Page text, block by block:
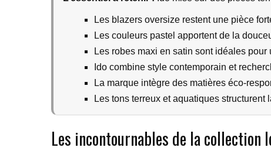
Les blazers oversize restent une pièce
Les couleurs pastel apportent de la
Les robes maxi en satin sont idéales
Ido combine style contemporain et
La marque intègre des matières éco-
Les tons terreux et aquatiques structurent
Les incontournables de la collection